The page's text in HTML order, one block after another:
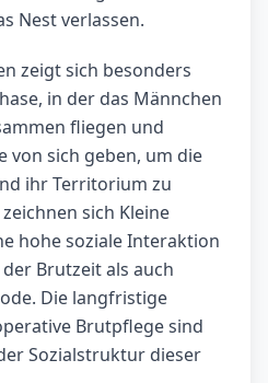
Nest verlassen.
zeigt sich besonders
in der das Männchen
fliegen und
von sich geben, um die
ihr Territorium zu
sich Kleine
hohe soziale Interaktion
Brutzeit als auch
Die langfristige
Brutpflege sind
Sozialstruktur dieser